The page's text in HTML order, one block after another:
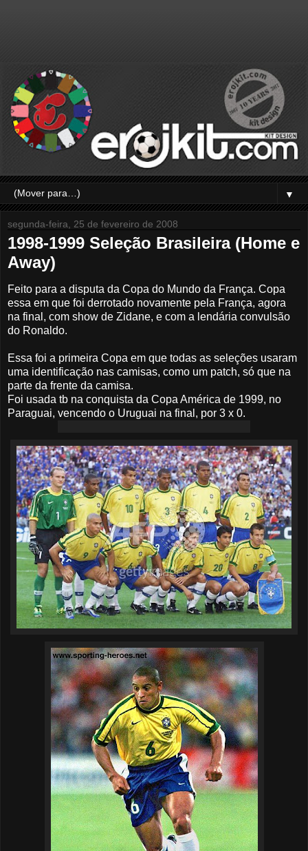
▼
segunda-feira, 25 de fevereiro de 2008
1998-1999 Seleção Brasileira (Home e
Away)
Feito para a disputa da Copa do Mundo da França. Copa
essa em que foi derrotado novamente pela França, agora
na final, com show de Zidane, e com a lendária convulsão
do Ronaldo.
Essa foi a primeira Copa em que todas as seleções usaram
uma identificação nas camisas, como um patch, só que na
parte da frente da camisa.
Foi usada tb na conquista da Copa América de 1999, no
Paraguai, vencendo o Uruguai na final, por 3 x 0.